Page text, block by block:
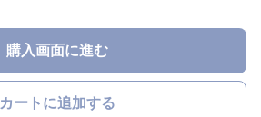
購入画面に進む
カートに追加する